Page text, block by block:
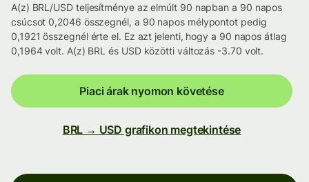
A(z) BRL/USD teljesítménye az elmúlt 90 napban a 90 napos
csúcsot 0,2046 összegnél, a 90 napos mélypontot pedig
0,1921 összegnél érte el. Ez azt jelenti, hogy a 90 napos átlag
0,1964 volt. A(z) BRL és USD közötti változás -3.70 volt.
Piaci árak nyomon követése
BRL → USD grafikon megtekintése